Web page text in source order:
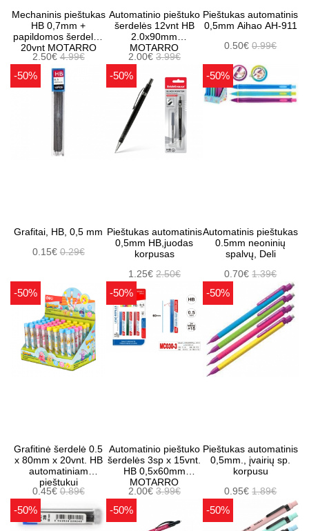
Mechaninis pieštukas
HB 0,7mm +
papildomos šerdelės
20vnt MOTARRO
2.50€4.99€
Automatinio pieštuko
šerdelės 12vnt HB
2.0x90mm
MOTARRO
2.00€ 3.99€
Pieštukas automatinis
0,5mm Aihao AH-911
0.50€0.99€
-50%
Grafitai, HB, 0,5 mm
0.15€0.29€
-50%
Pieštukas automatinis
0,5mm HB,juodas
korpusas
1.25€ 2.50€
-50%
Automatinis pieštukas
0.5mm neoninių
spalvų, Deli
0.70€1.39€
-50%
Grafitinė šerdelė 0.5
x 80mm x 20vnt. HB
automatiniam
pieštukui
0.45€0.89€
-50%
Automatinio pieštuko
šerdelės 3sp x 15vnt.
HB 0,5x60mm
MOTARRO
2.00€ 3.99€
-50%
Pieštukas automatinis
0,5mm., įvairių sp.
korpusu
0.95€1.89€
-50% -50% -50%